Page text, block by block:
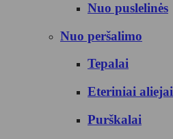
Nuo puslelinės
Nuo peršalimo
Tepalai
Eteriniai aliejai
Purškalai